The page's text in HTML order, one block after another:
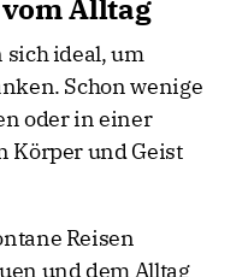
Alltag
ideal, um
Schon wenige
oder in einer
Körper und Geist
Reisen
und dem Alltag